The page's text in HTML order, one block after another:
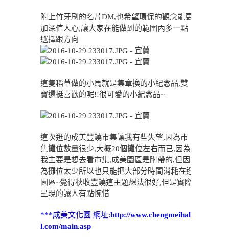
附上竹牙刷的名片DM,也希望環保的觀念能更
加深值人心,讓大家在能做到的範圍內多一點
選擇跟方向
這隻稻草做的小馬就是集章換的小紀念品,雙
寶還挺喜歡的呢!!很可愛的小紀念品~
這次逛的成美豐饒市集讓我有些失望,因為市
集攤位數量很少,大概20個攤位左右而已,因為
我主要是想去看市集,成美園區是附帶的,但因
為攤位太少所以也只能把大部分時間消耗在逛
園區~覺得秋收豐饒這主題想法很好,但是實際
呈現的讓人有點惋惜
***成美文化園 網址:http://www.chengmeihal
l.com/main.asp